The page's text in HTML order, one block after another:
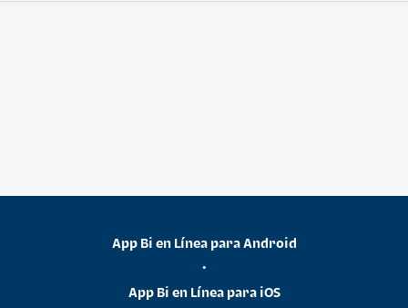
App Bi en Línea para Android
•
App Bi en Línea para iOS